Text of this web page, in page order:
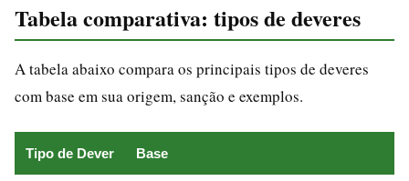
Tabela comparativa: tipos de deveres
A tabela abaixo compara os principais tipos de deveres
com base em sua origem, sanção e exemplos.
Tipo de Dever Base